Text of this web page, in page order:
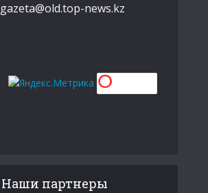
gazeta@old.top-news.kz
Наши партнеры